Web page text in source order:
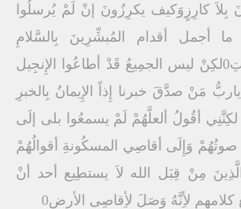
بِلاَ كارِزٍوَكيف يكرِزُونَ إنْ لَمْ يُرسلُوا
أجمل أقدام المُبشِّرِينَ بِالسَّلامِ
المُبشِّرِينَ بِالخيراتِ0لكِنْ ليس الجمِيعُ قَدْ أطاعُوا الإِنجِيل
مَنْ صدَّقَ خبرنا إِذاً الإِيمانُ بِالخبرِ
لكِنَّنِي أقُولُ ألعلَّهُمْ لَمْ يسمعُوا بلى إلَى
وَإِلَى أقاصِي المسكُونةِ أقوالُهُمْ
الَّذِينَ مِنْ قِبَل الله لاَ يستطِيع أحد أنْ
لأِنَّهُ وَصَلَ لأِقاصِى الأرض0